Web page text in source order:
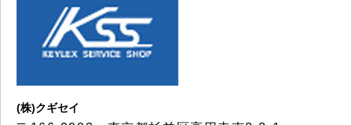
(株)クギセイ